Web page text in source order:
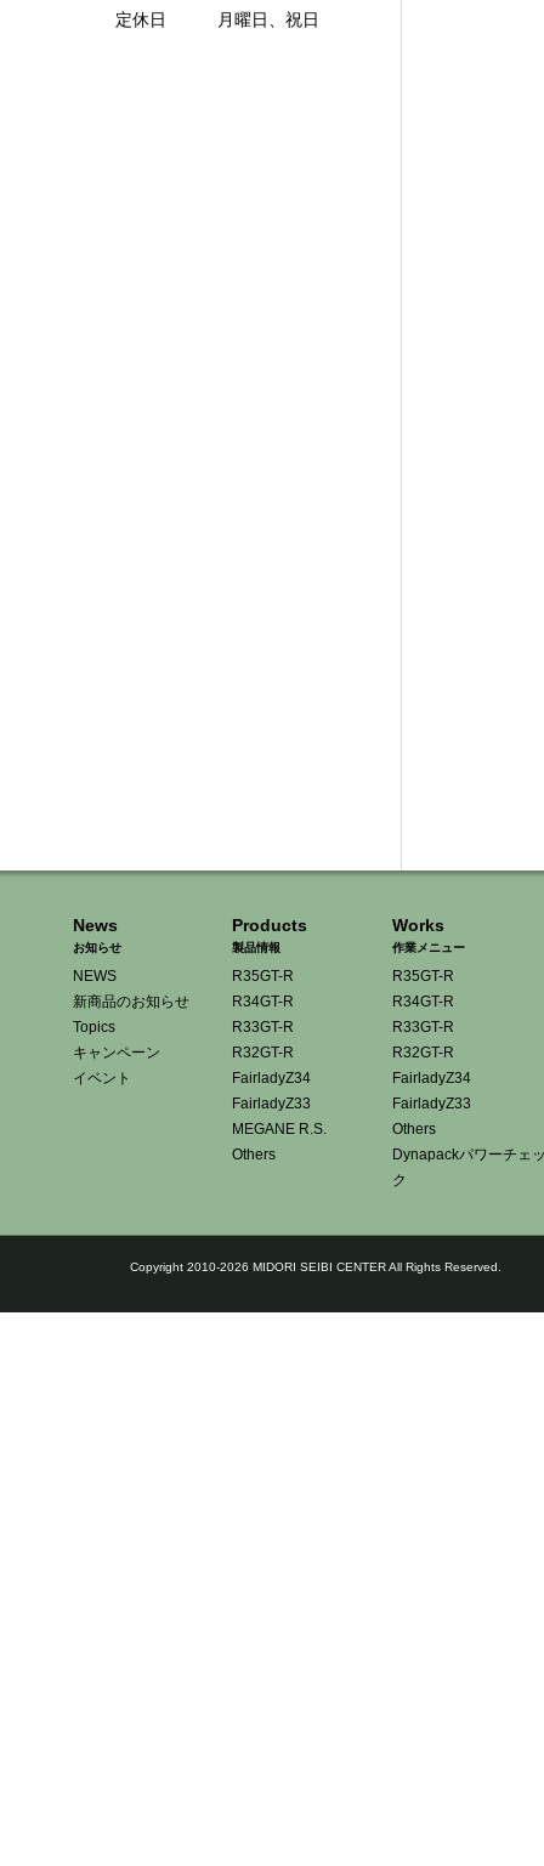
定休日 月曜日、祝日
News
お知らせ
NEWS
新商品のお知らせ
Topics
キャンペーン
イベント
Products
製品情報
R35GT-R
R34GT-R
R33GT-R
R32GT-R
FairladyZ34
FairladyZ33
MEGANE R.S.
Others
Works
作業メニュー
R35GT-R
R34GT-R
R33GT-R
R32GT-R
FairladyZ34
FairladyZ33
Others
Dynapackパワーチェ
ク
Copyright 2010-2026 MIDORI SEIBI CENTER All Rights Reserved.